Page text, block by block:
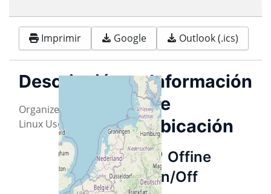
Imprimir Google Outlook (.ics)
Descripción
Organized by Parma
Linux User Group
Información
de
ubicación
Offine
On/Off